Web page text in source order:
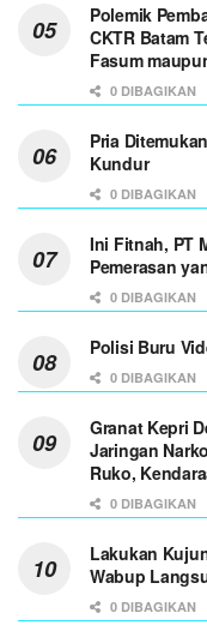
Polemik
CKTR Batam
Fasum
0 DIBAGIKAN
Pria
Kundur
0 DIBAGIKAN
Ini Fitnah, PT
Pemerasan
0 DIBAGIKAN
Polisi Buru
0 DIBAGIKAN
Granat Kepri
Jaringan
Ruko,
0 DIBAGIKAN
Lakukan
Wabup
0 DIBAGIKAN